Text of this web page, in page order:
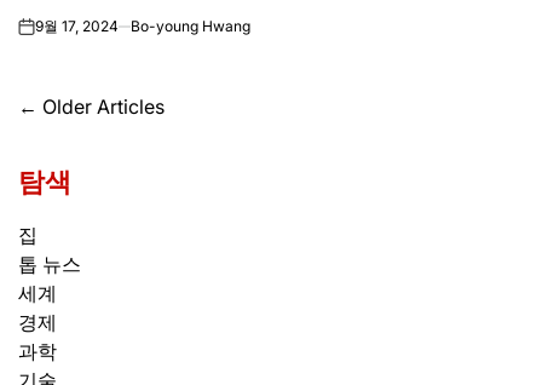
on9월 17, 2024 Bo-young Hwang
글
탐
색
← Older Articles
탐색
집
톱 뉴스
세계
경제
과학